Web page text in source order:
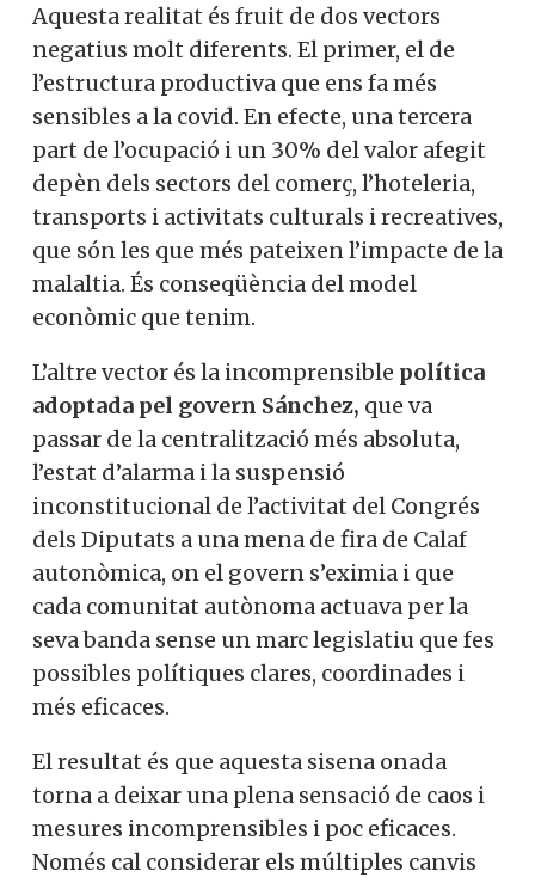
Aquesta realitat és fruit de dos vectors
negatius molt diferents. El primer, el de
l’estructura productiva que ens fa més
sensibles a la covid. En efecte, una tercera
part de l’ocupació i un 30% del valor afegit
depèn dels sectors del comerç, l’hoteleria,
transports i activitats culturals i recreatives,
que són les que més pateixen l’impacte de la
malaltia. És conseqüència del model
econòmic que tenim.
L’altre vector és la incomprensible política
adoptada pel govern Sánchez, que va
passar de la centralització més absoluta,
l’estat d’alarma i la suspensió
inconstitucional de l’activitat del Congrés
dels Diputats a una mena de fira de Calaf
autonòmica, on el govern s’eximia i que
cada comunitat autònoma actuava per la
seva banda sense un marc legislatiu que fes
possibles polítiques clares, coordinades i
més eficaces.
El resultat és que aquesta sisena onada
torna a deixar una plena sensació de caos i
mesures incomprensibles i poc eficaces.
Només cal considerar els múltiples canvis